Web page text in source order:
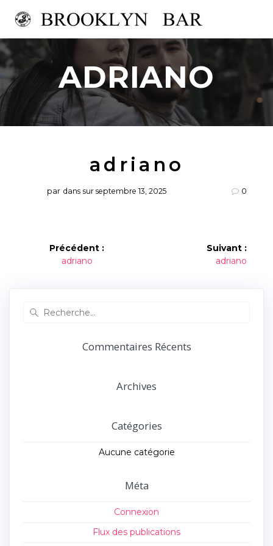
au
ADRIANO
adriano
par dans sur septembre 13, 2025 0
Navigation
Précédent :
Article
adriano
Suivant :
Article
adriano
Commentaires Récents
Archives
Catégories
Aucune catégorie
Méta
Connexion
Flux des publications